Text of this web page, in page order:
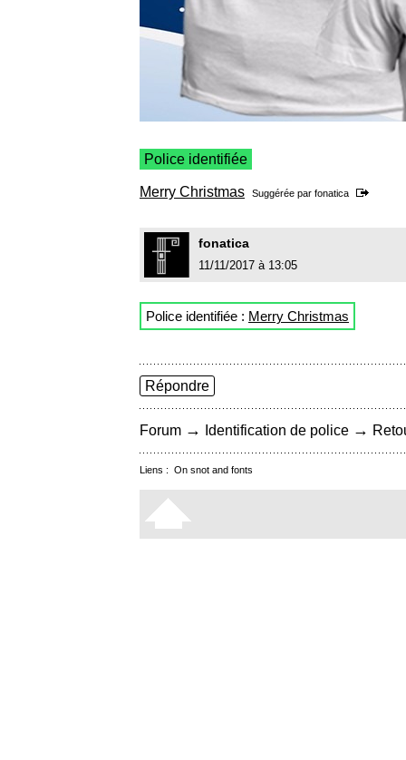
Police identifiée
Merry Christmas Suggérée par fonatica
fonatica
11/11/2017 à 13:05
Police identifiée : Merry Christmas
Répondre
Forum → Identification de police →
Liens : On snot and fonts